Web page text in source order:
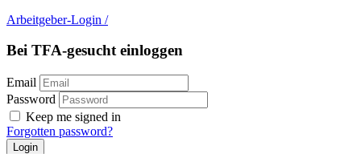
Arbeitgeber-Login /
Bei TFA-gesucht einloggen
Email
Password
Keep me signed in
Forgotten password?